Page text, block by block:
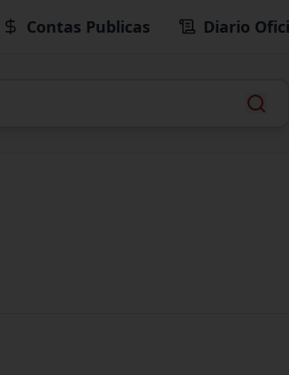
Contas Publicas Diario